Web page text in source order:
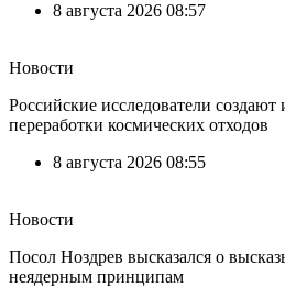
8 августа 2026 08:57
Новости
Российские исследователи
переработки космических отходов
8 августа 2026 08:55
Новости
Посол Ноздрев высказался о
неядерным принципам